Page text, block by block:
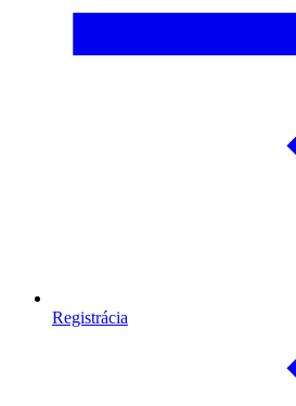
Registrácia